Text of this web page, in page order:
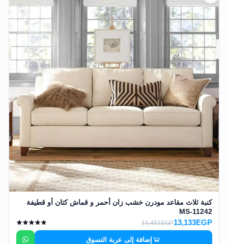
كنبة ثلاث مقاعد مودرن خشب زان أحمر و قماش كتان أو قطيفة
MS-11242
13,133EGP
15,451EGP
إضافة إلى عربة التسوق